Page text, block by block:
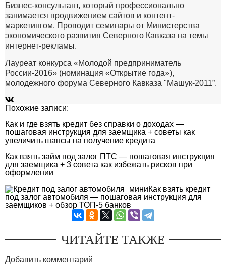
Бизнес-консультант, который профессионально
занимается продвижением сайтов и контент-
маркетингом. Проводит семинары от Министерства
экономического развития Северного Кавказа на темы
интернет-рекламы.
Лауреат конкурса «Молодой предприниматель
России-2016» (номинация «Открытие года»),
молодежного форума Северного Кавказа "Машук-2011”.
Похожие записи:
Как и где взять кредит без справки о доходах —
пошаговая инструкция для заемщика + советы как
увеличить шансы на получение кредита
Как взять займ под залог ПТС — пошаговая инструкция
для заемщика + 3 совета как избежать рисков при
оформлении
Как взять кредит
под залог автомобиля — пошаговая инструкция для
заемщиков + обзор ТОП-5 банков
ЧИТАЙТЕ ТАКЖЕ
Добавить комментарий